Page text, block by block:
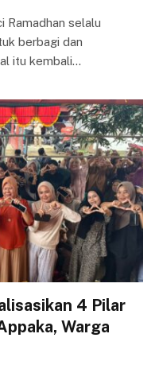
Ramadhan selalu
berbagi dan
itu kembali…
4 Pilar
Warga